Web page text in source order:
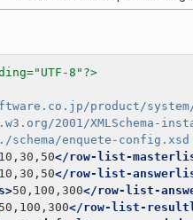
8"?>
product/system/
2001/XMLSchema-
schema/enquete-
10,30,50</row-list-
10,30,50</row-list-
50,100,300</row-list-
50,100,300</row-list-